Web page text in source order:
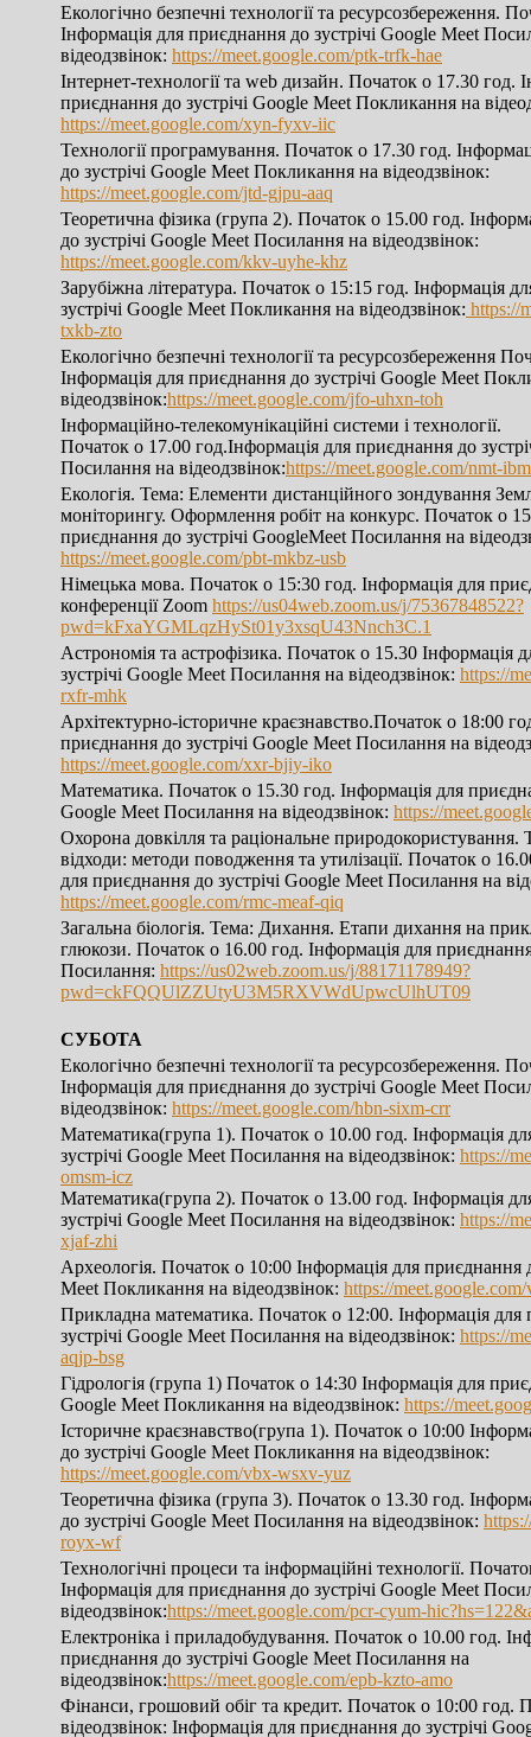
Екологічно безпечні технології та ресурсозбереження.
Інформація для приєднання до зустрічі Google Meet
відеодзвінок: https://meet.google.com/ptk-trfk-hae
Інтернет-технології та web дизайн. Початок о 17.30 год.
приєднання до зустрічі Google Meet Покликання на
https://meet.google.com/xyn-fyxv-iic
Технології програмування. Початок о 17.30 год.
до зустрічі Google Meet Покликання на відеодзвінок:
https://meet.google.com/jtd-gjpu-aaq
Теоретична фізика (група 2). Початок о 15.00 год.
до зустрічі Google Meet Посилання на відеодзвінок:
https://meet.google.com/kkv-uyhe-khz
Зарубіжна література. Початок о 15:15 год. Інформація
зустрічі Google Meet Покликання на відеодзвінок: https://
txkb-zto
Екологічно безпечні технології та ресурсозбереження
Інформація для приєднання до зустрічі Google Meet
відеодзвінок:https://meet.google.com/jfo-uhxn-toh
Інформаційно-телекомунікаційні системи і технології.
Початок о 17.00 год.Інформація для приєднання до
Посилання на відеодзвінок:https://meet.google.com/nmt-
Екологія. Тема: Елементи дистанційного зондування
моніторингу. Оформлення робіт на конкурс. Початок о
приєднання до зустрічі GoogleMeet Посилання на
https://meet.google.com/pbt-mkbz-usb
Німецька мова. Початок о 15:30 год. Інформація для
конференції Zoom https://us04web.zoom.us/j/75367848522?
pwd=kFxaYGMLqzHySt01y3xsqU43Nnch3C.1
Астрономія та астрофізика. Початок о 15.30 Інформація
зустрічі Google Meet Посилання на відеодзвінок: https://
rxfr-mhk
Архітектурно-історичне краєзнавство.Початок о 18:00
приєднання до зустрічі Google Meet Посилання на
https://meet.google.com/xxr-bjiy-iko
Математика. Початок о 15.30 год. Інформація для
Google Meet Посилання на відеодзвінок: https://
Охорона довкілля та раціональне природокористування.
відходи: методи поводження та утилізації. Початок о
для приєднання до зустрічі Google Meet Посилання на
https://meet.google.com/rmc-meaf-qiq
Загальна біологія. Тема: Дихання. Етапи дихання на
глюкози. Початок о 16.00 год. Інформація для приєднання
Посилання: https://us02web.zoom.us/j/88171178949?
pwd=ckFQQUlZZUtyU3M5RXVWdUpwcUlhUT09
СУБОТА
Екологічно безпечні технології та ресурсозбереження.
Інформація для приєднання до зустрічі Google Meet
відеодзвінок: https://meet.google.com/hbn-sixm-crr
Математика(група 1). Початок о 10.00 год. Інформація
зустрічі Google Meet Посилання на відеодзвінок: https://
omsm-icz
Математика(група 2). Початок о 13.00 год. Інформація
зустрічі Google Meet Посилання на відеодзвінок: https://
xjaf-zhi
Археологія. Початок о 10:00 Інформація для приєднання
Meet Покликання на відеодзвінок: https://
Прикладна математика. Початок о 12:00. Інформація для
зустрічі Google Meet Посилання на відеодзвінок: https://
aqjp-bsg
Гідрологія (група 1) Початок о 14:30 Інформація для
Google Meet Покликання на відеодзвінок: https://
Історичне краєзнавство(група 1). Початок о 10:00
до зустрічі Google Meet Покликання на відеодзвінок:
https://meet.google.com/vbx-wsxv-yuz
Теоретична фізика (група 3). Початок о 13.30 год.
до зустрічі Google Meet Посилання на відеодзвінок:
royx-wf
Технологічні процеси та інформаційні технології.
Інформація для приєднання до зустрічі Google Meet
відеодзвінок:https://meet.google.com/pcr-cyum-
Електроніка і приладобудування. Початок о 10.00 год.
приєднання до зустрічі Google Meet Посилання на
відеодзвінок:https://meet.google.com/epb-kzto-amo
Фінанси, грошовий обіг та кредит. Початок о 10:00 год.
відеодзвінок: Інформація для приєднання до зустрічі